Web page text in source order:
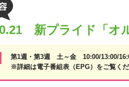
新プライド「オ
第1週・第3週 土～金 10:00/13:00/
※詳細は電子番組表（EPG）をご覧く